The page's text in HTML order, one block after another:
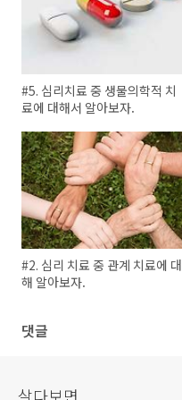
#5. 심리치료 중 생물의학적 치
료에 대해서 알아보자.
#2. 심리 치료 중 관계 치료에 대
해 알아보자.
댓글